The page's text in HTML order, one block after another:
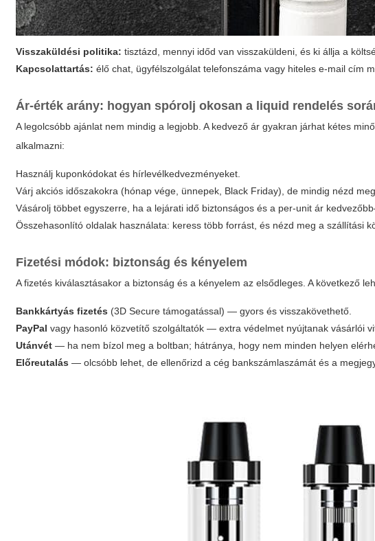
Visszaküldési politika: tisztázd, mennyi időd van visszaküldeni, és ki állja a
Kapcsolattartás: élő chat, ügyfélszolgálat telefonszáma vagy hiteles e-mail cím
Ár-érték arány: hogyan spórolj okosan a liquid rendelés
A legolcsóbb ajánlat nem mindig a legjobb. A kedvező ár gyakran járhat kétes
alkalmazni:
Használj kuponkódokat és hírlevélkedvezményeket.
Várj akciós időszakokra (hónap vége, ünnepek, Black Friday), de mindig nézd
Vásárolj többet egyszerre, ha a lejárati idő biztonságos és a per-unit ár
Összehasonlító oldalak használata: keress több forrást, és nézd meg a szállítási
Fizetési módok: biztonság és kényelem
A fizetés kiválasztásakor a biztonság és a kényelem az elsődleges. A következő
Bankkártyás fizetés (3D Secure támogatással) — gyors és visszakövethető.
PayPal vagy hasonló közvetítő szolgáltatók — extra védelmet nyújtanak vásárlói
Utánvét — ha nem bízol meg a boltban; hátránya, hogy nem minden helyen
Előreutalás — olcsóbb lehet, de ellenőrizd a cég bankszámlaszámát és a